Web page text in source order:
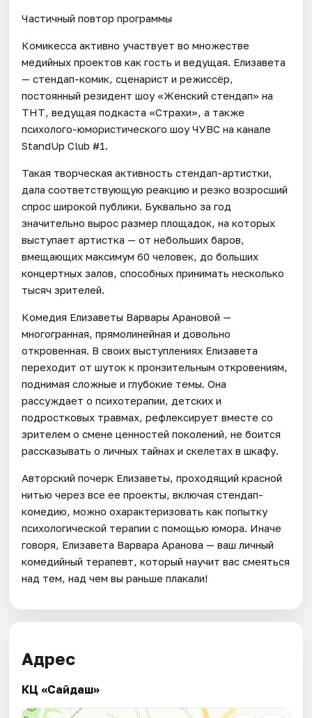
Частичный повтор программы
Комикесса активно участвует во множестве
медийных проектов как гость и ведущая. Елизавета
— стендап-комик, сценарист и режиссёр,
постоянный резидент шоу «Женский стендап» на
ТНТ, ведущая подкаста «Страхи», а также
психолого-юмористического шоу ЧУВС на канале
StandUp Club #1.
Такая творческая активность стендап-артистки,
дала соответствующую реакцию и резко возросший
спрос широкой публики. Буквально за год
значительно вырос размер площадок, на которых
выступает артистка — от небольших баров,
вмещающих максимум 60 человек, до больших
концертных залов, способных принимать несколько
тысяч зрителей.
Комедия Елизаветы Варвары Арановой —
многогранная, прямолинейная и довольно
откровенная. В своих выступлениях Елизавета
переходит от шуток к пронзительным откровениям,
поднимая сложные и глубокие темы. Она
рассуждает о психотерапии, детских и
подростковых травмах, рефлексирует вместе со
зрителем о смене ценностей поколений, не боится
рассказывать о личных тайнах и скелетах в шкафу.
Авторский почерк Елизаветы, проходящий красной
нитью через все ее проекты, включая стендап-
комедию, можно охарактеризовать как попытку
психологической терапии с помощью юмора. Иначе
говоря, Елизавета Варвара Аранова — ваш личный
комедийный терапевт, который научит вас смеяться
над тем, над чем вы раньше плакали!
Адрес
КЦ «Сайдаш»